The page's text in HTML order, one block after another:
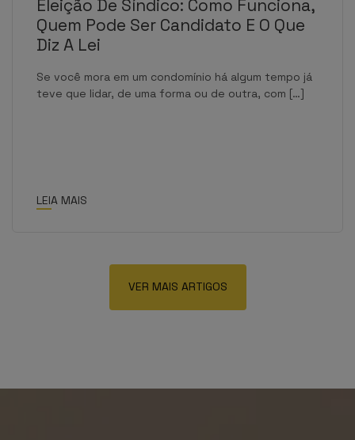
Eleição De Síndico: Como Funciona,
Quem Pode Ser Candidato E O Que
Diz A Lei
Se você mora em um condomínio há algum tempo já
teve que lidar, de uma forma ou de outra, com […]
LEIA MAIS
VER MAIS ARTIGOS